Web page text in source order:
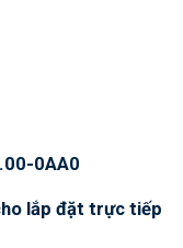
0AA0
lắp đặt trực tiếp